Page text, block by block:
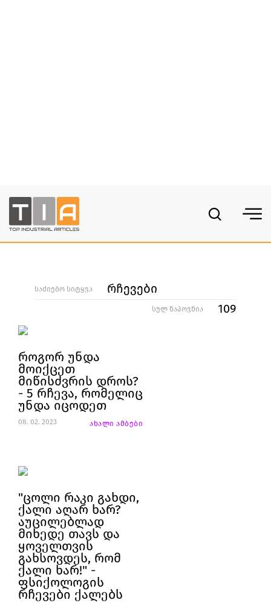
საძიებო სიტყვა რჩევები
სულ ნაპოვნია 109
როგორ უნდა
მოიქცეთ
მიწისძვრის დროს?
- 5 რჩევა, რომელიც
უნდა იცოდეთ
08. 02. 2023 ახალი ამბები
"ცოლი რაკი გახდი,
ქალი აღარ ხარ?
აუცილებლად
მიხედე თავს და
ყოველთვის
გახსოვდეს, რომ
ქალი ხარ!" -
ფსიქოლოგის
რჩევები ქალებს